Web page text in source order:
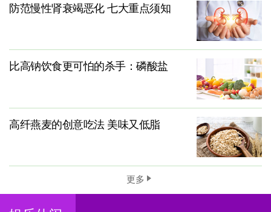
防范慢性肾衰竭恶化 七大重点须知
比高钠饮食更可怕的杀手：磷酸盐
高纤燕麦的创意吃法 美味又低脂
更多